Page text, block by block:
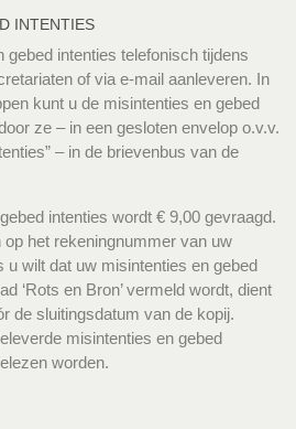
INTENTIES
gebed intenties telefonisch tijdens
of via e-mail aanleveren. In
kunt u de misintenties en gebed
ze – in een gesloten envelop o.v.v.
– in de brievenbus van de
intenties wordt € 9,00 gevraagd.
het rekeningnummer van uw
u wilt dat uw misintenties en gebed
‘Rots en Bron’ vermeld wordt, dient
de sluitingsdatum van de kopij.
misintenties en gebed
worden.